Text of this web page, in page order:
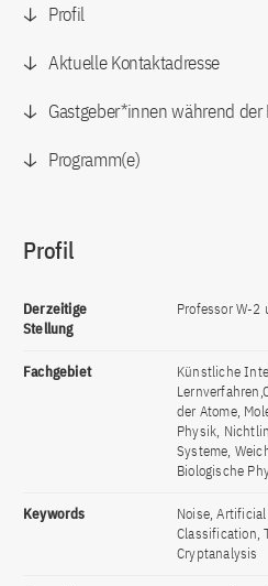
Profil
Aktuelle Kontaktadresse
Gastgeber*innen während der
Programm(e)
Profil
Derzeitige
Stellung
Professor W-2
Fachgebiet
Künstliche
der Atome,
Physik,
Systeme,
Biologische
Keywords
Noise,
Classification,
Cryptanalysis